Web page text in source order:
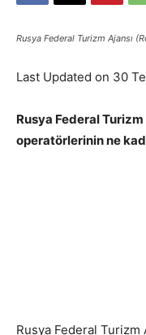
Rusya Federal Turizm Ajansı
Last Updated on 30
Rusya Federal
operatörlerinin ne
Rusya Federal Turizm